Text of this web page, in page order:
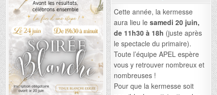
Cette année, la kermesse
aura lieu lesamedi 20 juin,
de 11h30 à 18h (juste après
le spectacle du primaire).
Toute l’équipe APEL espère
vous y retrouver nombreux et
nombreuses !
Pour que la kermesse soit